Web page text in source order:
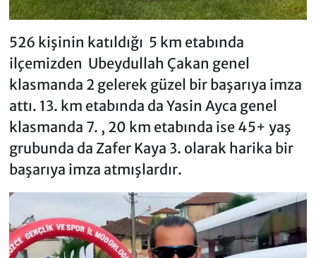
526 kişinin katıldığı 5 km etabında
ilçemizden Ubeydullah Çakan genel
klasmanda 2 gelerek güzel bir başarıya imza
attı. 13. km etabında da Yasin Ayca genel
klasmanda 7. , 20 km etabında ise 45+ yaş
grubunda da Zafer Kaya 3. olarak harika bir
başarıya imza atmışlardır.